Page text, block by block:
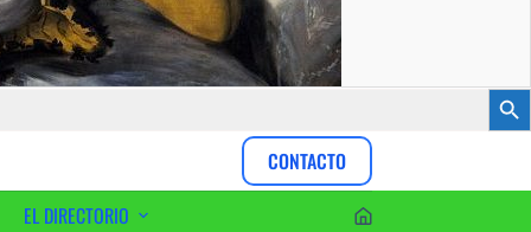
CONTACTO
EL DIRECTORIO